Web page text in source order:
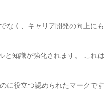
なく、キャリア開発の向上に
知識が強化されます。 これ
役立つ認められたマークで